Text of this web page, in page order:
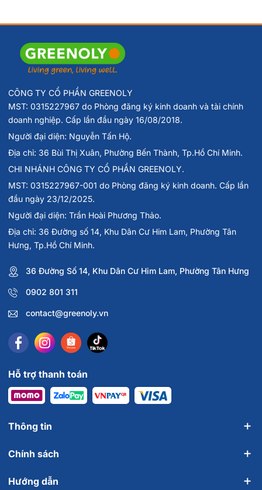
CÔNG TY CỔ PHẦN GREENOLY
MST: 0315227967 do Phòng đăng ký kinh doanh và tài chính
doanh nghiệp. Cấp lần đầu ngày 16/08/2018.
Người đại diện: Nguyễn Tấn Hộ.
Địa chỉ: 36 Bùi Thị Xuân, Phường Bến Thành, Tp.Hồ Chí Minh.
CHI NHÁNH CÔNG TY CỔ PHẦN GREENOLY.
MST: 0315227967-001 do Phòng đăng ký kinh doanh. Cấp lần
đầu ngày 23/12/2025.
Người đại diện: Trần Hoài Phương Thảo.
Địa chỉ: 36 Đường số 14, Khu Dân Cư Him Lam, Phường Tân
Hưng, Tp.Hồ Chí Minh.
36 Đường Số 14, Khu Dân Cư Him Lam, Phường Tân Hưng
0902 801 311
contact@greenoly.vn
Hỗ trợ thanh toán
Thông tin
Chính sách
Hướng dẫn